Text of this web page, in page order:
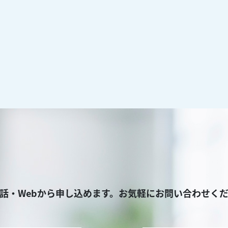
・Webから申し込めます。お気軽にお問い合わせく